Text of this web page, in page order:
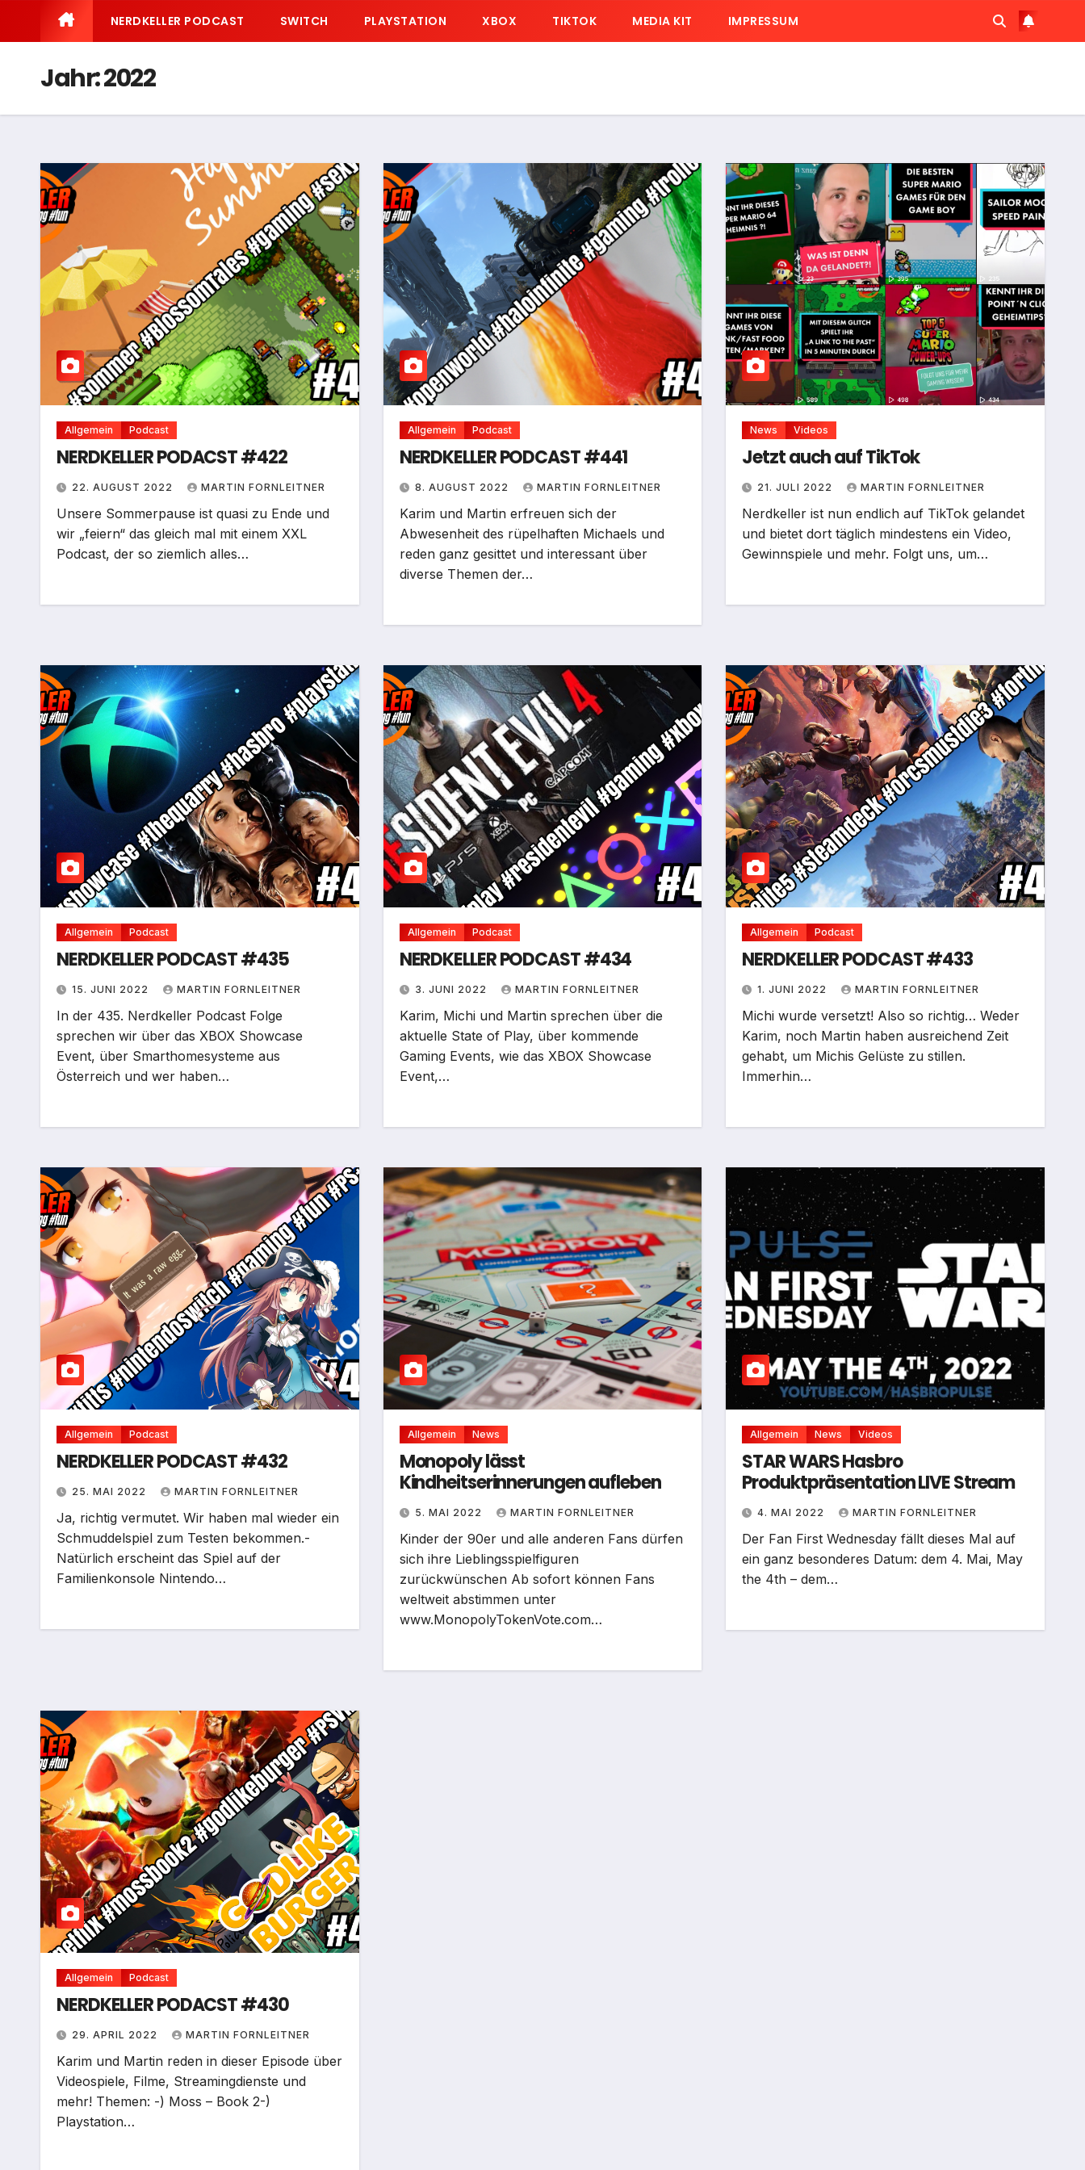
NERDKELLER PODCAST SWITCH PLAYSTATION XBOX TIKTOK MEDIA KIT IMPRESSUM
Jahr:2022
Allgemein Podcast
NERDKELLER PODACST #422
22. AUGUST 2022 MARTIN FORNLEITNER
Unsere Sommerpause ist quasi zu Ende und
wir „feiern“ das gleich mal mit einem XXL
Podcast, der so ziemlich alles…
Allgemein Podcast
NERDKELLER PODCAST #441
8. AUGUST 2022 MARTIN FORNLEITNER
Karim und Martin erfreuen sich der
Abwesenheit des rüpelhaften Michaels und
reden ganz gesittet und interessant über
diverse Themen der…
News Videos
Jetzt auch auf TikTok
21. JULI 2022 MARTIN FORNLEITNER
Nerdkeller ist nun endlich auf TikTok gelandet
und bietet dort täglich mindestens ein Video,
Gewinnspiele und mehr. Folgt uns, um…
Allgemein Podcast
NERDKELLER PODCAST #435
15. JUNI 2022 MARTIN FORNLEITNER
In der 435. Nerdkeller Podcast Folge
sprechen wir über das XBOX Showcase
Event, über Smarthomesysteme aus
Österreich und wer haben…
Allgemein Podcast
NERDKELLER PODCAST #434
3. JUNI 2022 MARTIN FORNLEITNER
Karim, Michi und Martin sprechen über die
aktuelle State of Play, über kommende
Gaming Events, wie das XBOX Showcase
Event,…
Allgemein Podcast
NERDKELLER PODCAST #433
1. JUNI 2022 MARTIN FORNLEITNER
Michi wurde versetzt! Also so richtig… Weder
Karim, noch Martin haben ausreichend Zeit
gehabt, um Michis Gelüste zu stillen.
Immerhin…
Allgemein Podcast
NERDKELLER PODCAST #432
25. MAI 2022 MARTIN FORNLEITNER
Ja, richtig vermutet. Wir haben mal wieder ein
Schmuddelspiel zum Testen bekommen.-
Natürlich erscheint das Spiel auf der
Familienkonsole Nintendo…
Allgemein News
Monopoly lässt
Kindheitserinnerungen aufleben
5. MAI 2022 MARTIN FORNLEITNER
Kinder der 90er und alle anderen Fans dürfen
sich ihre Lieblingsspielfiguren
zurückwünschen Ab sofort können Fans
weltweit abstimmen unter
www.MonopolyTokenVote.com…
Allgemein News Videos
STAR WARS Hasbro
Produktpräsentation LIVE Stream
4. MAI 2022 MARTIN FORNLEITNER
Der Fan First Wednesday fällt dieses Mal auf
ein ganz besonderes Datum: dem 4. Mai, May
the 4th – dem…
Allgemein Podcast
NERDKELLER PODACST #430
29. APRIL 2022 MARTIN FORNLEITNER
Karim und Martin reden in dieser Episode über
Videospiele, Filme, Streamingdienste und
mehr! Themen: -) Moss – Book 2-)
Playstation…